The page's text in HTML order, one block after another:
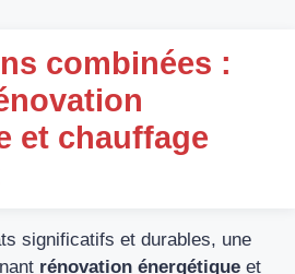
combinées :
et chauffage
significatifs et durables, une
rénovation énergétique et